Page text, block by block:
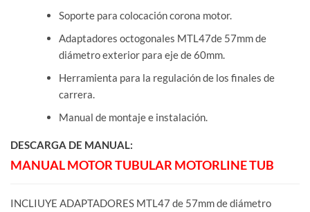
Soporte para colocación corona motor.
Adaptadores octogonales MTL47de 57mm de
diámetro exterior para eje de 60mm.
Herramienta para la regulación de los finales de
carrera.
Manual de montaje e instalación.
DESCARGA DE MANUAL:
MANUAL MOTOR TUBULAR MOTORLINE TUB
INCLIUYE ADAPTADORES MTL47 de 57mm de diámetro